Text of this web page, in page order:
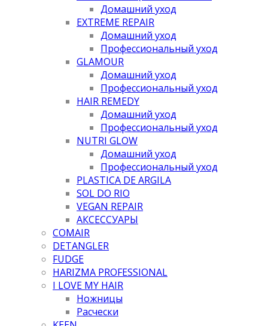
Домашний уход
EXTREME REPAIR
Домашний уход
Профессиональный уход
GLAMOUR
Домашний уход
Профессиональный уход
HAIR REMEDY
Домашний уход
Профессиональный уход
NUTRI GLOW
Домашний уход
Профессиональный уход
PLASTICA DE ARGILA
SOL DO RIO
VEGAN REPAIR
АКСЕССУАРЫ
COMAIR
DETANGLER
FUDGE
HARIZMA PROFESSIONAL
I LOVE MY HAIR
Ножницы
Расчески